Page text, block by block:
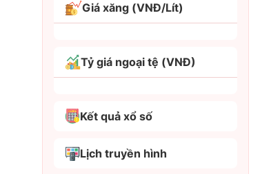
Bình Thuận
Bạc Liêu
Bắc Kạn
Giá xăng (VNĐ/Lít)
Tỷ giá ngoại tệ (VNĐ)
Kết quả xổ số
Lịch truyền hình